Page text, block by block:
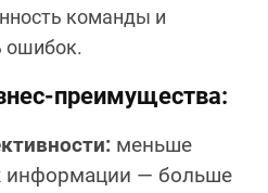
команды и
ошибок.
преимущества:
меньше
информации — больше